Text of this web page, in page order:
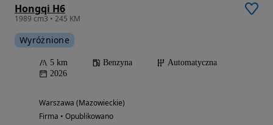
Hongqi H6
1989 cm3 • 245 KM
Wyróżnione
5 km Benzyna
Automatyczna
2026
Warszawa (Mazowieckie)
Firma • Opublikowano